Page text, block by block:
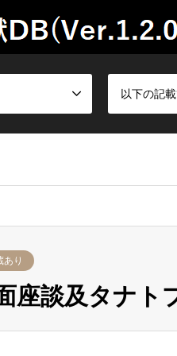
以下の記
あり
談及タナト